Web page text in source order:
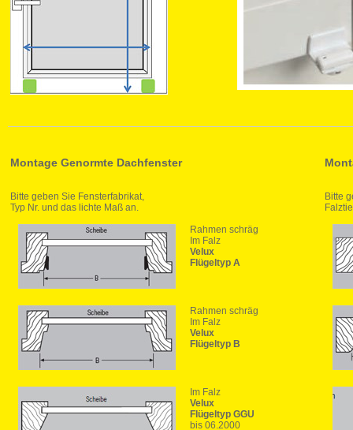
Montage Genormte Dachfenster
Bitte geben Sie Fensterfabrikat,
Typ Nr. und das lichte Maß an.
Bitte
Rahmen schräg
Im Falz
Velux
Flügeltyp A
Rahmen schräg
Im Falz
Velux
Flügeltyp B
Im Falz
Velux
Flügeltyp GGU
bis 06.2000